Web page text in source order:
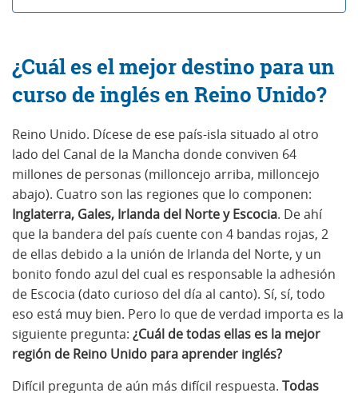
¿Cuál es el mejor destino para un
curso de inglés en Reino Unido?
Reino Unido. Dícese de ese país-isla situado al otro
lado del Canal de la Mancha donde conviven 64
millones de personas (milloncejo arriba, milloncejo
abajo). Cuatro son las regiones que lo componen:
Inglaterra, Gales, Irlanda del Norte y Escocia. De ahí
que la bandera del país cuente con 4 bandas rojas, 2
de ellas debido a la unión de Irlanda del Norte, y un
bonito fondo azul del cual es responsable la adhesión
de Escocia (dato curioso del día al canto). Sí, sí, todo
eso está muy bien. Pero lo que de verdad importa es la
siguiente pregunta: ¿Cuál de todas ellas es la mejor
región de Reino Unido para aprender inglés?
Difícil pregunta de aún más difícil respuesta. Todas